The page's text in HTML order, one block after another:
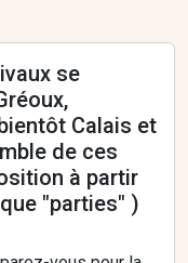
se
Calais et
de ces
à partir
"parties" )